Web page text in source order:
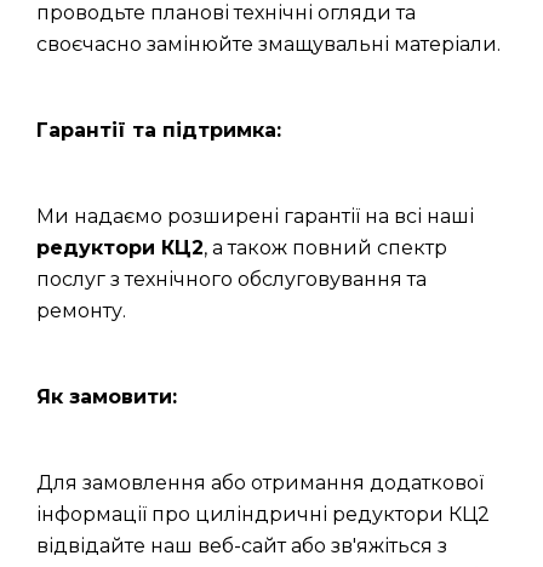
проводьте планові технічні огляди та
своєчасно замінюйте змащувальні матеріали.
Гарантії та підтримка:
Ми надаємо розширені гарантії на всі наші
редуктори КЦ2, а також повний спектр
послуг з технічного обслуговування та
ремонту.
Як замовити:
Для замовлення або отримання додаткової
інформації про циліндричні редуктори КЦ2
відвідайте наш веб-сайт або зв'яжіться з